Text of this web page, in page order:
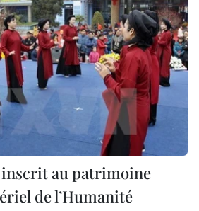
inscrit au patrimoine
de l’Humanité